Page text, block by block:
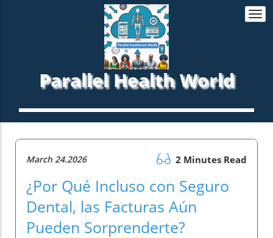
Parallel Health World
March 24.2026 2 Minutes Read
¿Por Qué Incluso con Seguro
Dental, las Facturas Aún
Pueden Sorprenderte?